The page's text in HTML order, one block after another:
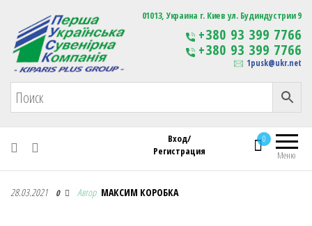
Первая Украинская Сувенирная Компания Изготовление
сувенирной продукции
с логотипом
01013, Украина г. Киев ул. Будиндустрии 9
+380 93 399 7766
+380 93 399 7766
1pusk@ukr.net
Меню
0
Вход/
Регистрация
Первая Украинская Сувенирная Компания
28.03.2021 0 Автор МАКСИМ КОРОБКА